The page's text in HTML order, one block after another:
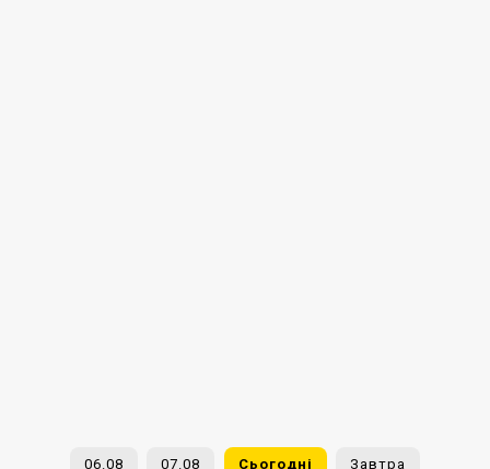
06.08 07.08 Сьогодні Завтра